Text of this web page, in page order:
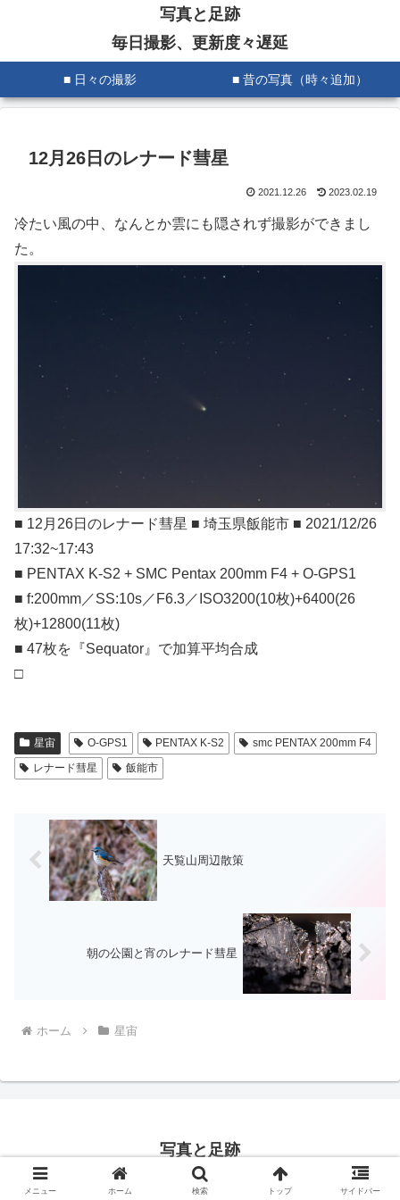
写真と足跡
毎日撮影、更新度々遅延
■ 日々の撮影 ■ 昔の写真（時々追加）
12月26日のレナード彗星
2021.12.26 2023.02.19
冷たい風の中、なんとか雲にも隠されず撮影ができまし
た。
■ 12月26日のレナード彗星 ■ 埼玉県飯能市 ■ 2021/12/26
17:32~17:43
■ PENTAX K-S2 + SMC Pentax 200mm F4 + O-GPS1
■ f:200mm／SS:10s／F6.3／ISO3200(10枚)+6400(26
枚)+12800(11枚)
■ 47枚を『Sequator』で加算平均合成
□
星宙 O-GPS1 PENTAX K-S2
smc PENTAX 200mm F4
レナード彗星
飯能市
天覧山周辺散策
朝の公園と宵のレナード彗星
ホーム 星宙
写真と足跡
© 2016 写真と足跡.
メニュー ホーム 検索 トップ サイドバー